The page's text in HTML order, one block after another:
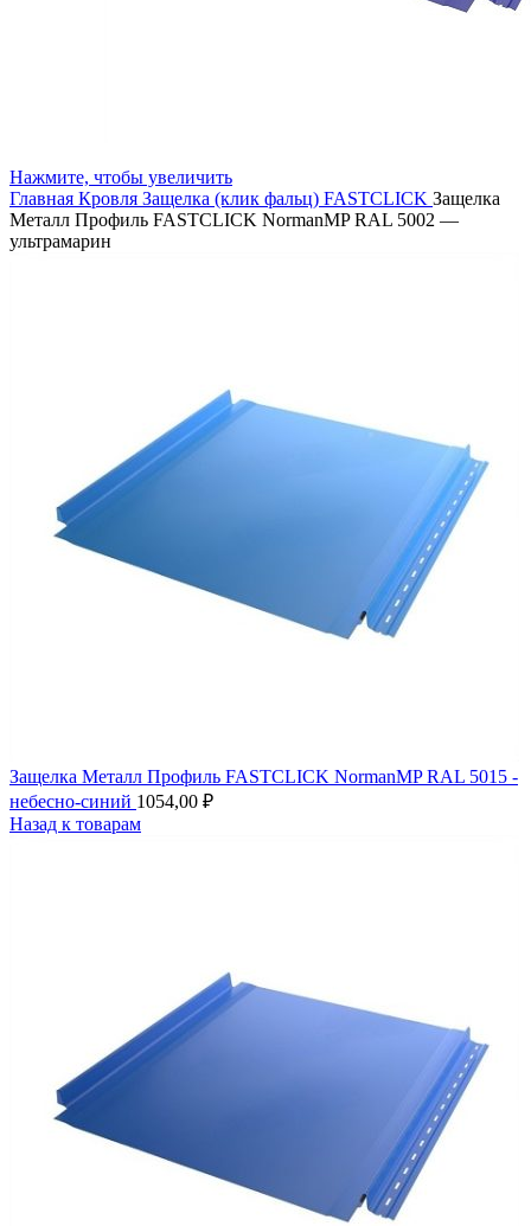
Нажмите, чтобы увеличить
Главная Кровля Защелка (клик фальц) FASTCLICK Защелка
Металл Профиль FASTCLICK NormanMP RAL 5002 —
ультрамарин
Защелка Металл Профиль FASTCLICK NormanMP RAL 5015 -
небесно-синий 1054,00 ₽
Назад к товарам